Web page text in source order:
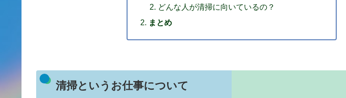
どんな人が清掃に向いているの？
まとめ
清掃というお仕事について